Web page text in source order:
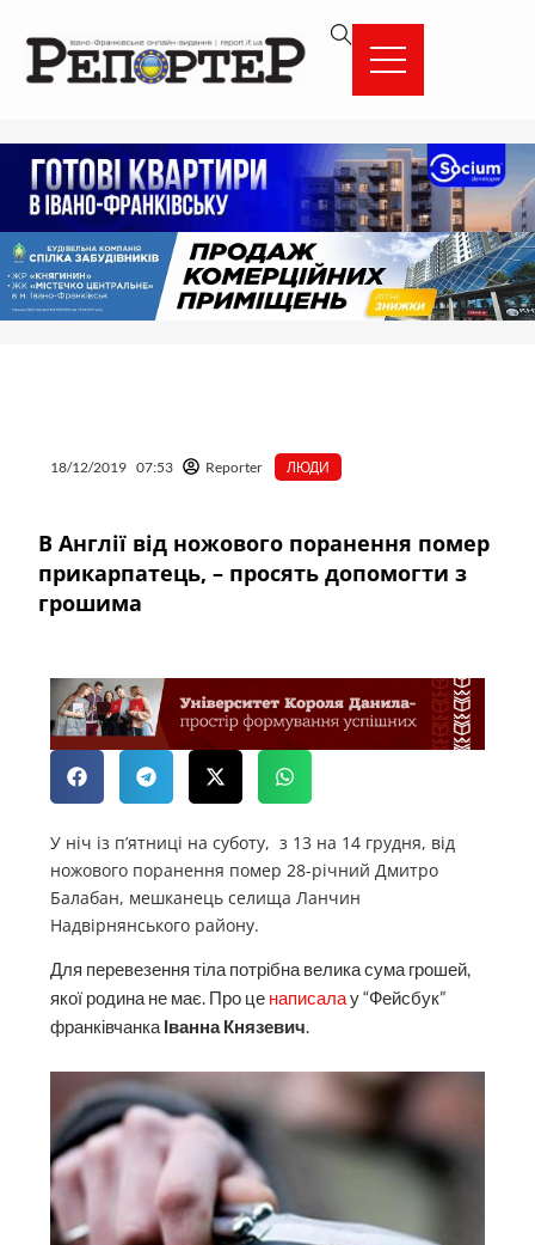
вмісту
18/12/2019 07:53 Reporter ЛЮДИ
В Англії від ножового поранення помер
прикарпатець, – просять допомогти з
грошима
У ніч із п’ятниці на суботу, з 13 на 14 грудня, від
ножового поранення помер 28-річний Дмитро
Балабан, мешканець селища Ланчин
Надвірнянського району.
Для перевезення тіла потрібна велика сума грошей,
якої родина не має. Про це написалау “Фейсбук”
франківчанка Іванна Князевич.